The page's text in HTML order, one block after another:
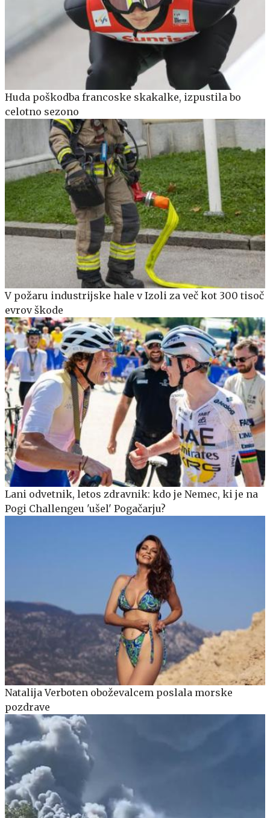
Huda poškodba francoske skakalke, izpustila bo
celotno sezono
V požaru industrijske hale v Izoli za več kot 300 tisoč
evrov škode
Lani odvetnik, letos zdravnik: kdo je Nemec, ki je na
Pogi Challengeu 'ušel' Pogačarju?
Natalija Verboten oboževalcem poslala morske
pozdrave